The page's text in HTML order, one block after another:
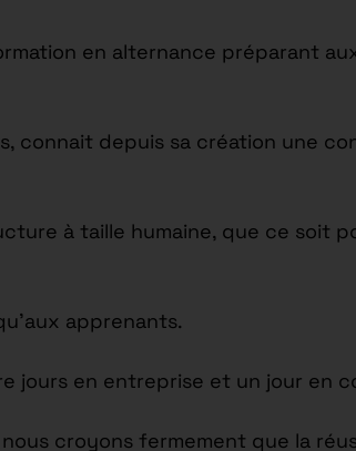
en alternance préparant
connait depuis sa création une
à taille humaine, que ce soit
apprenants.
jours en entreprise et un jour en
nous croyons fermement que la